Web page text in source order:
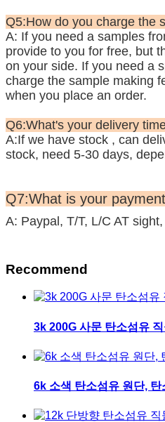
Q5:How do you charge the
A: If you need a samples
provide to you for free, but
on your side. If you need a
charge the sample making
when you place an order.
Q6:What's your delivery
A:If we have stock , can
stock, need 5-30 days,
Q7:What is your
A: Paypal, T/T, L/C AT
Recommend
3k 200G 사문 탄소섬유
6k 소색 탄소섬유 원단, 탄